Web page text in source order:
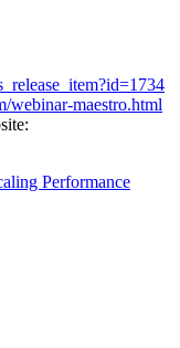
webinar-maestro.html
Performance